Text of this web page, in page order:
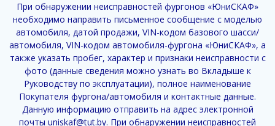
При обнаружении неисправностей фургонов «ЮниСКАФ»
необходимо направить письменное сообщение с моделью
автомобиля, датой продажи, VIN-кодом базового шасси/
автомобиля, VIN-кодом автомобиля-фургона «ЮниСКАФ», а
также указать пробег, характер и признаки неисправности с
фото (данные сведения можно узнать во Вкладыше к
Руководству по эксплуатации), полное наименование
Покупателя фургона/автомобиля и контактные данные.
Данную информацию отправить на адрес электронной
почты uniskaf@tut.by. При обнаружении неисправностей